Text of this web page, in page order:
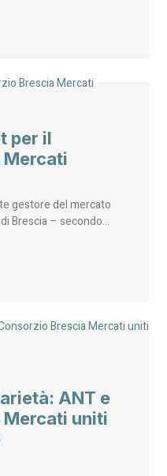
per il
Mercati
gestore del mercato
Brescia – secondo…
ANT e
uniti